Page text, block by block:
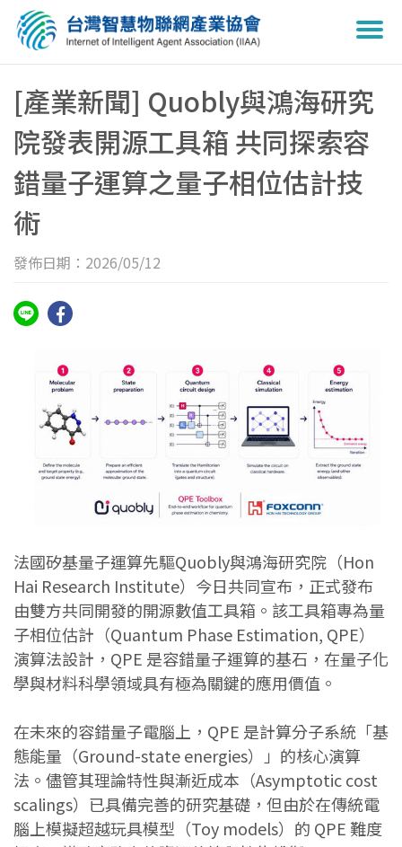
[產業新聞] Quobly與鴻海研究
院發表開源工具箱 共同探索容
錯量子運算之量子相位估計技
術
發佈日期：2026/05/12
法國矽基量子運算先驅Quobly與鴻海研究院（Hon
Hai Research Institute）今日共同宣布，正式發布
由雙方共同開發的開源數值工具箱。該工具箱專為量
子相位估計（Quantum Phase Estimation, QPE）
演算法設計，QPE 是容錯量子運算的基石，在量子化
學與材料科學領域具有極為關鍵的應用價值。
在未來的容錯量子電腦上，QPE 是計算分子系統「基
態能量（Ground-state energies）」的核心演算
法。儘管其理論特性與漸近成本（Asymptotic cost
scalings）已具備完善的研究基礎，但由於在傳統電
腦上模擬超越玩具模型（Toy models）的 QPE 難度